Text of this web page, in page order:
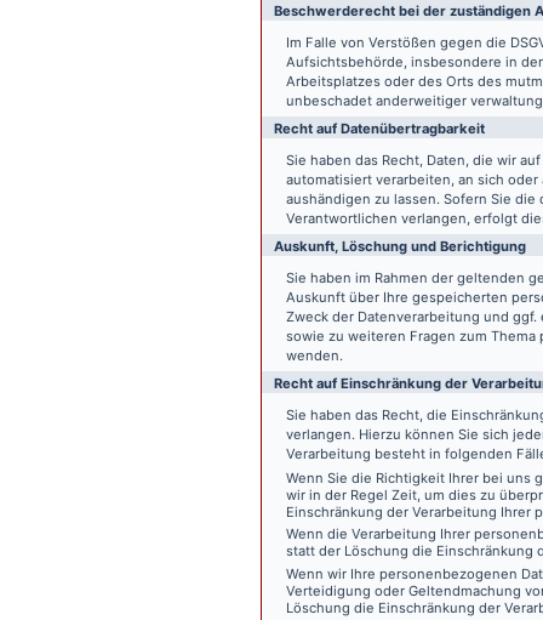
Beschwerde­recht bei der zuständigen
Im Falle von Verstößen gegen die
Aufsichtsbehörde, insbesondere in
Arbeitsplatzes oder des Orts des
unbeschadet anderweitiger
Recht auf Daten­übertrag­barkeit
Sie haben das Recht, Daten, die wir
automatisiert verarbeiten, an sich
aushändigen zu lassen. Sofern Sie
Verantwortlichen verlangen, erfolgt
Auskunft, Löschung und Berichtigung
Sie haben im Rahmen der geltenden
Auskunft über Ihre gespeicherten
Zweck der Datenverarbeitung und
sowie zu weiteren Fragen zum
wenden.
Recht auf Einschränkung der
Sie haben das Recht, die
verlangen. Hierzu können Sie sich
Verarbeitung besteht in folgenden
Wenn Sie die Richtigkeit Ihrer bei
wir in der Regel Zeit, um dies zu
Einschränkung der Verarbeitung Ihrer
Wenn die Verarbeitung Ihrer
statt der Löschung die Einschränkung
Wenn wir Ihre personenbezogenen
Verteidigung oder Geltendmachung
Löschung die Einschränkung der